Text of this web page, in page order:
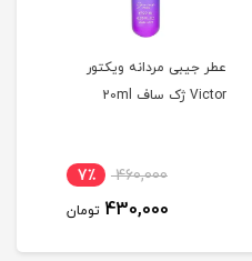
عطر جیبی مردانه ویکتور
Victor ژک ساف 20ml
460,000 7٪
430,000 تومان